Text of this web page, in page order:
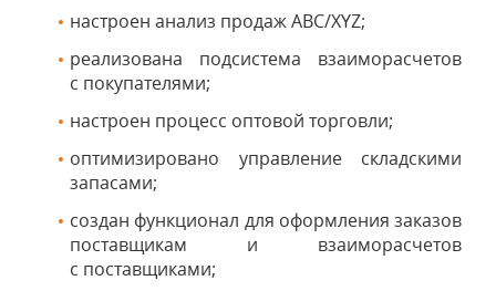
настроен анализ продаж ABC/XYZ;
реализована подсистема взаиморасчетов
с покупателями;
настроен процесс оптовой торговли;
оптимизировано управление складскими
запасами;
создан функционал для оформления заказов
поставщикам и взаиморасчетов
с поставщиками;